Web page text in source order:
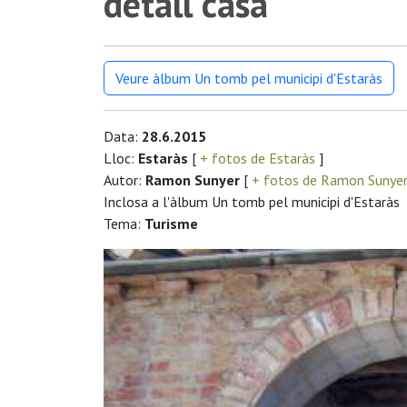
Veure àlbum Un tomb pel municipi d'Estaràs
Data: 28.6.2015
Lloc: Estaràs [ + fotos de Estaràs ]
Autor: Ramon Sunyer [ + fotos de Ramon
Inclosa a l'àlbum Un tomb pel municipi d'Estaràs
Tema: Turisme